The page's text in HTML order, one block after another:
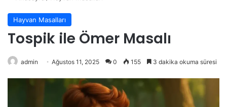
Hayvan Masalları
Tospik ile Ömer Masalı
admin Ağustos 11, 2025 0 155 3 dakika okuma süresi